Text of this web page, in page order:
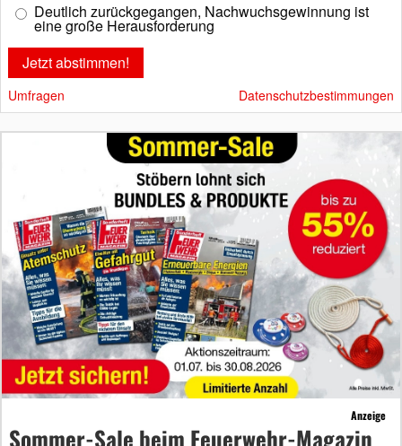
Deutlich zurückgegangen, Nachwuchsgewinnung ist
eine große Herausforderung
Umfragen Datenschutzbestimmungen
Anzeige
Sommer-Sale beim Feuerwehr-Magazin